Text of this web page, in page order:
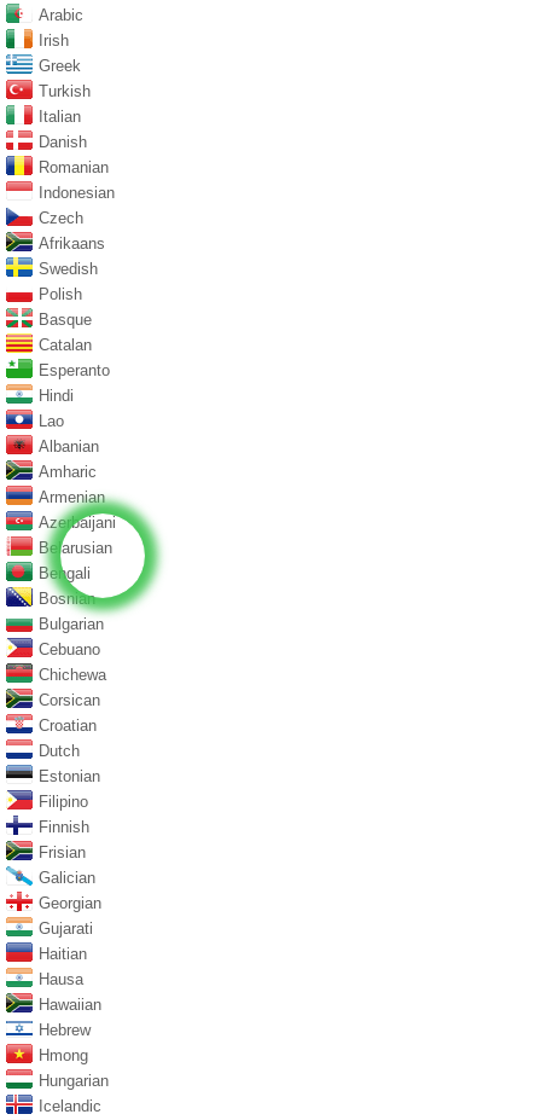
Arabic
Irish
Greek
Turkish
Italian
Danish
Romanian
Indonesian
Czech
Afrikaans
Swedish
Polish
Basque
Catalan
Esperanto
Hindi
Lao
Albanian
Amharic
Armenian
Azerbaijani
Belarusian
Bengali
Bosnian
Bulgarian
Cebuano
Chichewa
Corsican
Croatian
Dutch
Estonian
Filipino
Finnish
Frisian
Galician
Georgian
Gujarati
Haitian
Hausa
Hawaiian
Hebrew
Hmong
Hungarian
Icelandic